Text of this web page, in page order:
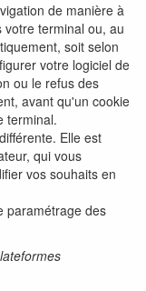
de manière à
terminal ou, au
soit selon
votre logiciel de
ou le refus des
avant qu'un cookie
terminal.
Elle est
qui vous
vos souhaits en
paramétrage des